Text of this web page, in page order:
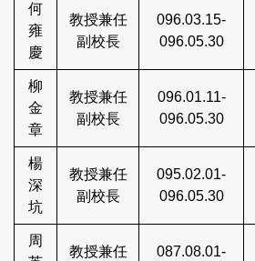
何
雍
慶
教授兼任
副校長
096.03.15-
096.05.30
柳
金
章
教授兼任
副校長
096.01.11-
096.05.30
楊
深
坑
教授兼任
副校長
095.02.01-
096.05.30
周
教授兼任 087.08.01-